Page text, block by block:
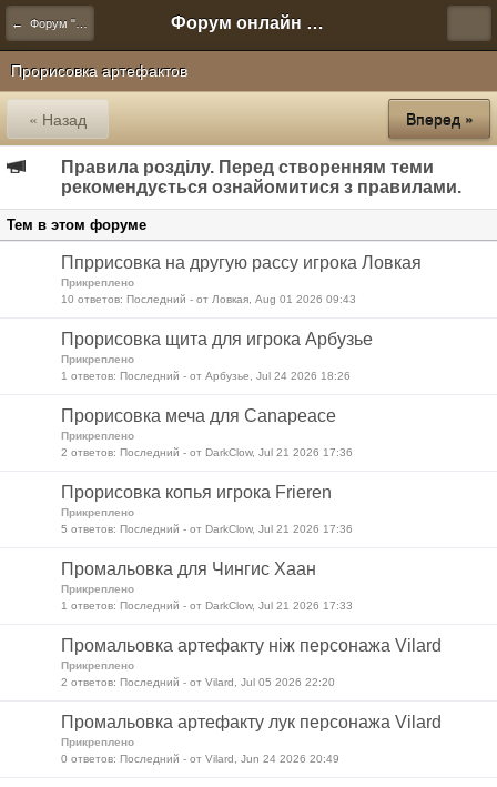
← Форум "Новой Эры" Форум онлайн игры "Новая Эра" (Нюра Биз)
Прорисовка артефактов
« Назад Вперед »
Правила розділу. Перед створенням теми
рекомендується ознайомитися з правилами.
Тем в этом форуме
Ппррисовка на другую рассу игрока Ловкая
Прикреплено
10 ответов: Последний - от Ловкая, Aug 01 2026 09:43
Прорисовка щита для игрока Арбузье
Прикреплено
1 ответов: Последний - от Арбузье, Jul 24 2026 18:26
Прорисовка меча для Canapeace
Прикреплено
2 ответов: Последний - от DarkClow, Jul 21 2026 17:36
Прорисовка копья игрока Frieren
Прикреплено
5 ответов: Последний - от DarkClow, Jul 21 2026 17:36
Промальовка для Чингис Хаан
Прикреплено
1 ответов: Последний - от DarkClow, Jul 21 2026 17:33
Промальовка артефакту ніж персонажа Vilard
Прикреплено
2 ответов: Последний - от Vilard, Jul 05 2026 22:20
Промальовка артефакту лук персонажа Vilard
Прикреплено
0 ответов: Последний - от Vilard, Jun 24 2026 20:49